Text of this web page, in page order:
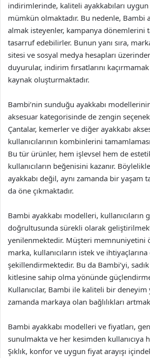
indirimlerinde, kaliteli ayakkabıları
mümkün olmaktadır. Bu nedenle, Bambi
almak isteyenler, kampanya dönemlerini
tasarruf edebilirler. Bunun yanı sıra,
sitesi ve sosyal medya hesapları
duyurular, indirim fırsatlarını
kaynak oluşturmaktadır.
Bambi’nin sunduğu ayakkabı modellerinin
aksesuar kategorisinde de zengin
Çantalar, kemerler ve diğer ayakkabı
kullanıcılarının kombinlerini
Bu tür ürünler, hem işlevsel hem de
kullanıcıların beğenisini kazanır.
ayakkabı değil, aynı zamanda bir yaşam
da öne çıkmaktadır.
Bambi ayakkabı modelleri,
doğrultusunda sürekli olarak
yenilenmektedir. Müşteri memnuniyetini
marka, kullanıcıların istek ve ihtiyaçlarına
şekillendirmektedir. Bu da Bambi’yi,
kitlesine sahip olma yönünde
Kullanıcılar, Bambi ile kaliteli bir deneyim
zamanda markaya olan bağlılıkları
Bambi ayakkabı modelleri ve fiyatları,
sunulmakta ve her kesimden kullanıcıya
Şıklık, konfor ve uygun fiyat arayışı